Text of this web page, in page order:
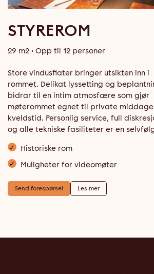
STYREROM
29 m2 • Opp til 12 personer
Store vindusflater bringer utsikten inn i
rommet. Delikat lyssetting og
bidrar til en intim atmosfære som gjør
møterommet egnet til private
kveldstid. Personlig service, full
og alle tekniske fasiliteter er en
Historiske rom
Muligheter for videomøter
Send forespørsel Les mer